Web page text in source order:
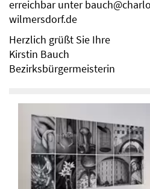
erreichbar unter
wilmersdorf.de
Herzlich grüßt Sie Ihre
Kirstin Bauch
Bezirksbürgermeisterin